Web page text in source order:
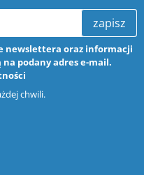
zapisz
newslettera oraz informacji
podany adres e-mail.
chwili.